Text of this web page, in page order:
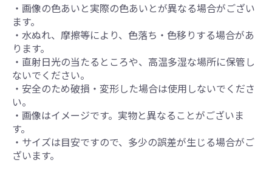
・画像の色あいと実際の色あいとが異なる場合がござい
ます。
・水ぬれ、摩擦等により、色落ち・色移りする場合があ
ります。
・直射日光の当たるところや、高温多湿な場所に保管し
ないでください。
・安全のため破損・変形した場合は使用しないでくださ
い。
・画像はイメージです。実物と異なることがございま
す。
・サイズは目安ですので、多少の誤差が生じる場合がご
ざいます。